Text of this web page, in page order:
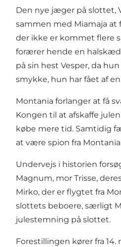
Den nye jæger på slottet,
sammen med Miamaja at
der ikke er kommet flere
forærer hende en
på sin hest Vesper, da
smykke, hun har fået af
Montania forlanger at få
Kongen til at afskaffe
købe mere tid. Samtidig
at være spion fra
Undervejs i historien
Magnum, mor Trisse,
Mirko, der er flygtet fra
slottets beboere, særligt
julestemning på slottet.
Forestillingen kører fra 14.